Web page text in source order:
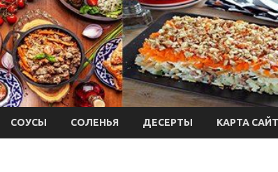
СОУСЫ СОЛЕНЬЯ ДЕСЕРТЫ КАРТА